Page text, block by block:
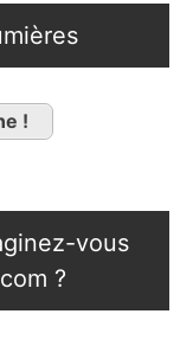
!
vous
?